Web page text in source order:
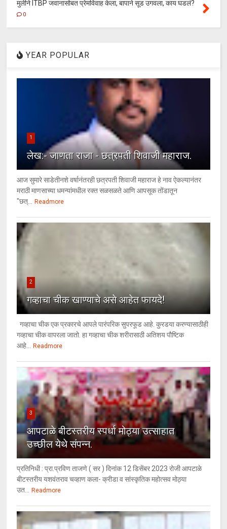
मुलीने ITBP जवानासोबत प्रेमविवाह केला, बापाने सूड उगवला, काय घडलं?
0
YEAR POPULAR
1
लेख:- जाणता राजा - छत्रपती शिवाजी महाराज.
आज सुमारे साडेतीनशे वर्षानंतरही छत्रपती शिवाजी महाराज हे नाव ऐकल्यानंतर
मराठी माणसाच्या धमन्यांमधील रक्त सळसळते आणि आपसूक तोंडातून
"छत्...
Readmore
2
गव्हाचा चीक खाण्याचे असे आहेत फायदे!
गव्हाचा चीक एक प्रकारचे आपले पारंपरिक सुपरफूड आहे. कुरडया करण्यासाठीही
गव्हाचा चीक वापरला जातो. हा गव्हाचा चीक शरीरासाठी अतिशय पौष्टिक
आहे...
Readmore
3
आपटाळे बीटस्तरीय स्पर्धा मोठ्या उत्साहात
उच्छील येथे संपन्न.
प्रतिनिधी : प्रा.प्रविण ताजणे ( सर ) दिनांक 12 डिसेंबर 2023 रोजी आपटाळे
बीटस्तरीय यशवंतराव चव्हाण कला- क्रीडा व सांस्कृतिक महोत्सव मोठ्या
उत...
Readmore